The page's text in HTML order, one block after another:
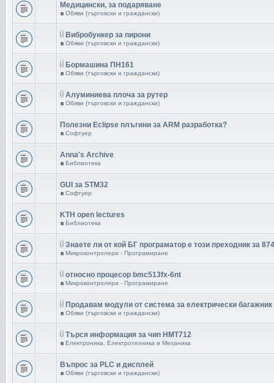
Медицински, за подаряване
в Обяви (търговски и граждански)
Вибробункер за пирони
в Обяви (търговски и граждански)
Бормашина ПН161
в Обяви (търговски и граждански)
Aлуминиева плоча за рутер
в Обяви (търговски и граждански)
Полезни Eclipse плъгини за ARM разработка?
в Софтуер
Anna's Archive
в Библиотека
GUI за STM32
в Софтуер
KTH open lectures
в Библиотека
Знаете ли от кой БГ програматор е този преходник за
в Микроконтролери - Програмиране
относно процесор bmc513fx-6nt
в Микроконтролери - Програмиране
Продавам модули от система за електрически багажник
в Обяви (търговски и граждански)
Търся информация за чип HMT712
в Електроника, Електротехника и Механика
Въпрос за PLC и дисплей
в Обяви (търговски и граждански)